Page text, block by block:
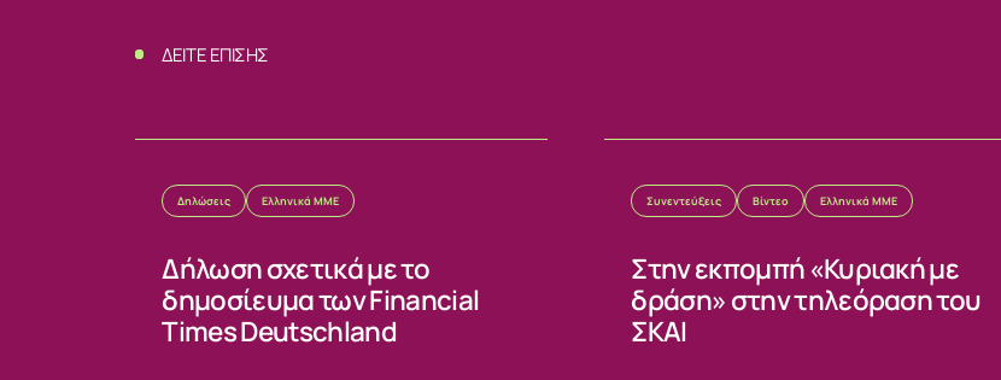
ΕΠΙΚΟΙΝΩΝΙΑ
ΔΕΙΤΕ ΕΠΙΣΗΣ
Δηλώσεις Ελληνικά ΜΜΕ
Δήλωση σχετικά με το
δημοσίευμα των Financial
Times Deutschland
Συνεντεύξεις Βίντεο Ελληνικά ΜΜΕ
Στην εκπομπή «Κυριακή με
δράση» στην τηλεόραση του
ΣΚΑΙ